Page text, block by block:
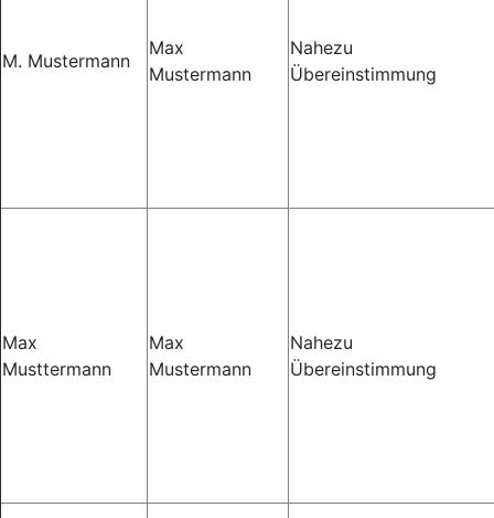
M. Mustermann
Max
Mustermann
Nahezu
Übereinstimmung
Max
Musttermann
Max
Mustermann
Nahezu
Übereinstimmung